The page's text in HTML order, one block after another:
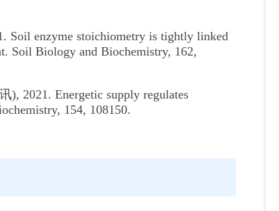
Soil enzyme stoichiometry is tightly linked
Soil Biology and Biochemistry, 162,
), 2021. Energetic supply regulates
154, 108150.